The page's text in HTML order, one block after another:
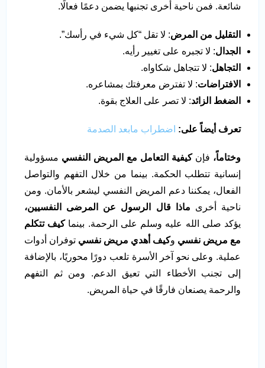
شائعة. فمن ناحية أخرى تجنبها يضمن دعمًا فعالًا.
التقليل من المرض: لا تقل “كل شيء في رأسك”.
الجدال: لا تجبره على تغيير رأيه.
التجاهل: لا تتجاهل شكاواه.
الافتراضات: لا تفترض معرفتك بمشاعره.
الضغط الزائد: لا تصر على العلاج بقوة.
تعرف أيضاً على: اضطراب مابعد الصدمة
وختاماً، فإنكيفية التعامل مع المريض النفسي مسؤولية
إنسانية تتطلب الحكمة. بينما من خلال التفهم والتواصل
الفعال، يمكننا دعم المريض النفسي ليشعر بالأمان. ومن
ناحية أخرى ماذا قال الرسول عن المرضى النفسيين،
يؤكد صلى الله عليه وسلم على الرحمة. بينماكيف تتكلم
مع مريض نفسي وكيف أهدي مريض نفسي توفران أدوات
عملية. وعلى نحو آخر الأسرة تلعب دورًا محوريًا، بالإضافة
إلى تجنب الأخطاء التي تعيق الدعم. ومن ثم التفهم
والرحمة يصنعان فارقًا في حياة المريض.